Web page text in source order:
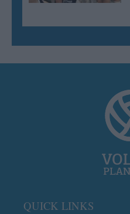
QUICK LINKS